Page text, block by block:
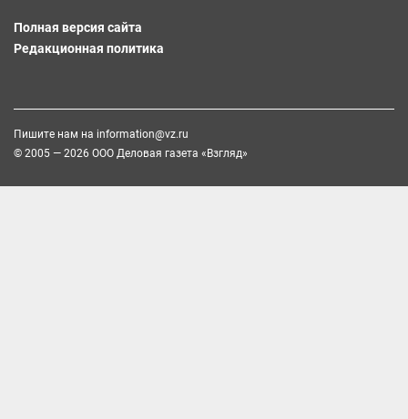
Полная версия сайта
Редакционная политика
Пишите нам на information@vz.ru
© 2005 — 2026 ООО Деловая газета «Взгляд»